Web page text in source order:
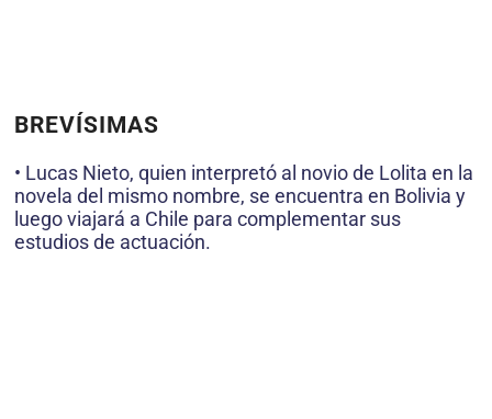
BREVÍSIMAS
• Lucas Nieto, quien interpretó al novio de Lolita en la
novela del mismo nombre, se encuentra en Bolivia y
luego viajará a Chile para complementar sus
estudios de actuación.